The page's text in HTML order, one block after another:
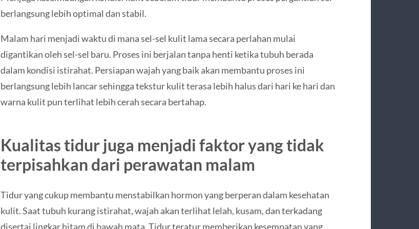
berlangsung lebih optimal dan stabil.
Malam hari menjadi waktu di mana sel-sel kulit lama secara perlahan mulai
digantikan oleh sel-sel baru. Proses ini berjalan tanpa henti ketika tubuh berada
dalam kondisi istirahat. Persiapan wajah yang baik akan membantu proses ini
berlangsung lebih lancar sehingga tekstur kulit terasa lebih halus dari hari ke hari dan
warna kulit pun terlihat lebih cerah secara bertahap.
Kualitas tidur juga menjadi faktor yang tidak
terpisahkan dari perawatan malam
Tidur yang cukup membantu menstabilkan hormon yang berperan dalam kesehatan
kulit. Saat tubuh kurang istirahat, wajah akan terlihat lelah, kusam, dan terkadang
disertai lingkar hitam di bawah mata. Tidur teratur memberikan kesempatan yang